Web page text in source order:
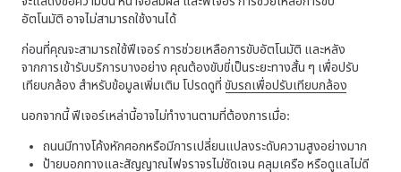
อัตโนมัติ อาจไม่สามารถใช้งานได้
ก่อนที่คุณจะสามารถใช้ฟีเจอร์การช่วยเหลือการขับอัตโนมัติ และหลัง
จากการเข้ารับบริการบางอย่าง คุณต้องขับขี่เป็นระยะทางสั้น ๆ เพื่อปรับ
เทียบกล้อง สำหรับข้อมูลเพิ่มเติม โปรดดูที่ ขับรถเพื่อปรับเทียบกล้อง
นอกจากนี้ ฟีเจอร์เหล่านี้อาจไม่ทำงานตามที่ต้องการเมื่อ:
ถนนมีทางโค้งหักศอกหรือมีการเปลี่ยนแปลงระดับความสูงอย่างมาก
ป้ายบอกทางและสัญญาณไฟจราจรไม่ชัดเจน คลุมเครือ หรือดูแลไม่ดี